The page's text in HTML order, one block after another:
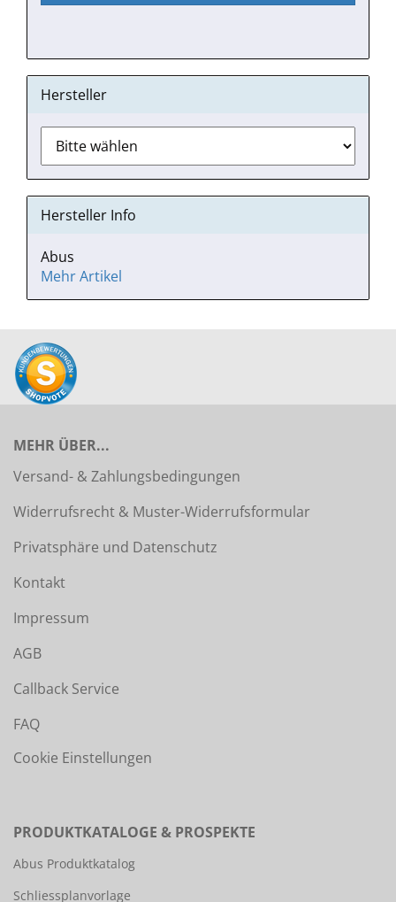
Hersteller
Hersteller Info
Abus
Mehr Artikel
MEHR ÜBER...
Versand- & Zahlungsbedingungen
Widerrufsrecht & Muster-Widerrufsformular
Privatsphäre und Datenschutz
Kontakt
Impressum
AGB
Callback Service
FAQ
Cookie Einstellungen
PRODUKTKATALOGE & PROSPEKTE
Abus Produktkatalog
Schliessplanvorlage